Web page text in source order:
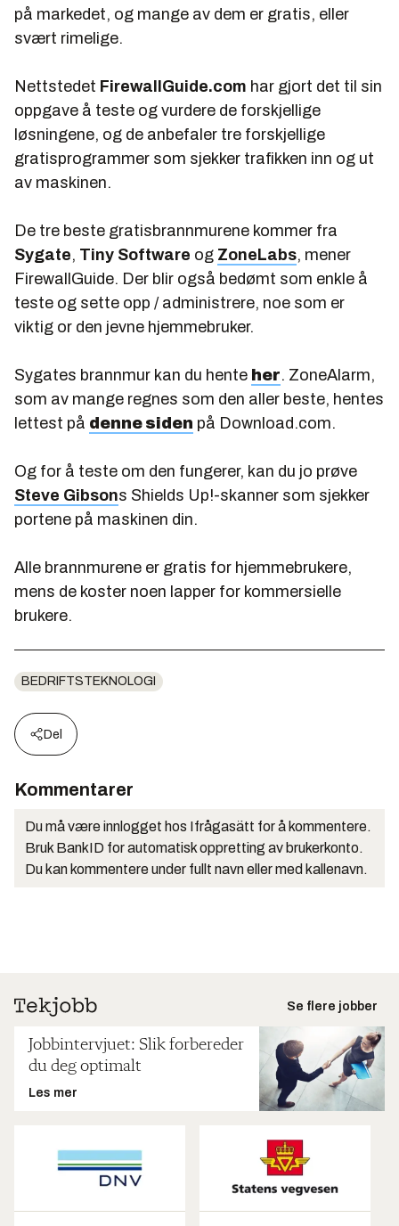
på markedet, og mange av dem er gratis, eller
svært rimelige.
Nettstedet FirewallGuide.com har gjort det til sin
oppgave å teste og vurdere de forskjellige
løsningene, og de anbefaler tre forskjellige
gratisprogrammer som sjekker trafikken inn og ut
av maskinen.
De tre beste gratisbrannmurene kommer fra
Sygate, Tiny Software og ZoneLabs, mener
FirewallGuide. Der blir også bedømt som enkle å
teste og sette opp / administrere, noe som er
viktig or den jevne hjemmebruker.
Sygates brannmur kan du hente her. ZoneAlarm,
som av mange regnes som den aller beste, hentes
lettest på denne siden på Download.com.
Og for å teste om den fungerer, kan du jo prøve
Steve Gibsons Shields Up!-skanner som sjekker
portene på maskinen din.
Alle brannmurene er gratis for hjemmebrukere,
mens de koster noen lapper for kommersielle
brukere.
BEDRIFTSTEKNOLOGI
Del
Kommentarer
Du må være innlogget hos Ifrågasätt for å kommentere.
Bruk BankID for automatisk oppretting av brukerkonto.
Du kan kommentere under fullt navn eller med kallenavn.
Se flere jobber
Jobbintervjuet: Slik forbereder
du deg optimalt
Les mer